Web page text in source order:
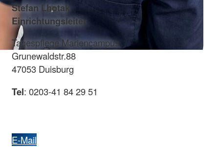
Stefan Lhotak
Einrichtungsleiter
Tagespflege Mariencampus
Grunewaldstr.88
47053 Duisburg
Tel: 0203-41 84 29 51
E-Mail